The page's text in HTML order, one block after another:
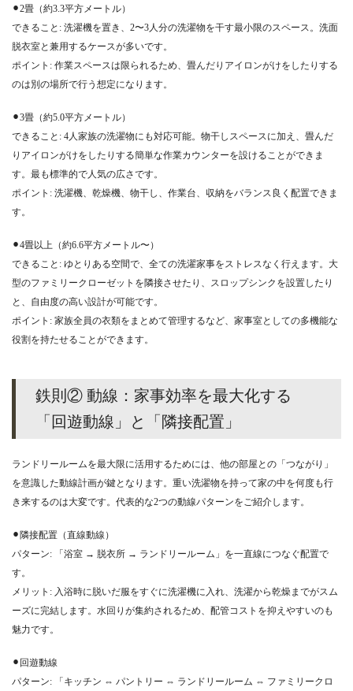
⚫︎2畳（約3.3平方メートル）
できること: 洗濯機を置き、2〜3人分の洗濯物を干す最小限のスペース。洗面
脱衣室と兼用するケースが多いです。
ポイント: 作業スペースは限られるため、畳んだりアイロンがけをしたりする
のは別の場所で行う想定になります。
⚫︎3畳（約5.0平方メートル）
できること: 4人家族の洗濯物にも対応可能。物干しスペースに加え、畳んだ
りアイロンがけをしたりする簡単な作業カウンターを設けることができま
す。最も標準的で人気の広さです。
ポイント: 洗濯機、乾燥機、物干し、作業台、収納をバランス良く配置できま
す。
⚫︎4畳以上（約6.6平方メートル〜）
できること: ゆとりある空間で、全ての洗濯家事をストレスなく行えます。大
型のファミリークローゼットを隣接させたり、スロップシンクを設置したり
と、自由度の高い設計が可能です。
ポイント: 家族全員の衣類をまとめて管理するなど、家事室としての多機能な
役割を持たせることができます。
鉄則② 動線：家事効率を最大化する
「回遊動線」と「隣接配置」
ランドリールームを最大限に活用するためには、他の部屋との「つながり」
を意識した動線計画が鍵となります。重い洗濯物を持って家の中を何度も行
き来するのは大変です。代表的な2つの動線パターンをご紹介します。
⚫︎隣接配置（直線動線）
パターン: 「浴室 → 脱衣所 → ランドリールーム」を一直線につなぐ配置で
す。
メリット: 入浴時に脱いだ服をすぐに洗濯機に入れ、洗濯から乾燥までがスム
ーズに完結します。水回りが集約されるため、配管コストを抑えやすいのも
魅力です。
⚫︎回遊動線
パターン: 「キッチン ⇔ パントリー ⇔ ランドリールーム ⇔ ファミリークロ